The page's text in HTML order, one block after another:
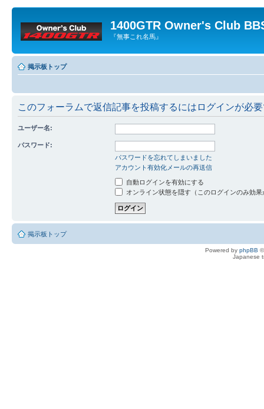
1400GTR Owner's Club
『無事これ名馬』
掲示板トップ
このフォーラムで返信記事を投稿するにはログインが必
ユーザー名:
パスワード:
パスワードを忘れてしまいました
アカウント有効化メールの再送信
自動ログインを有効にする
オンライン状態を隠す（このログインのみ効
掲示板トップ
Powered by phpBB
Japanese